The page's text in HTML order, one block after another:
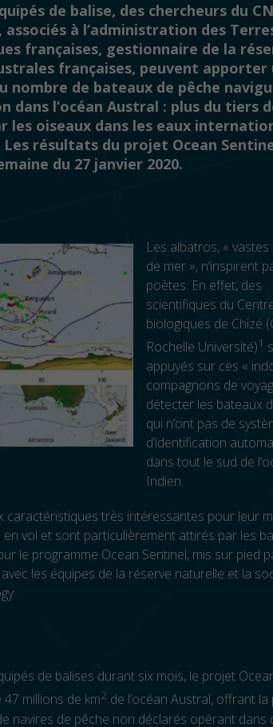
de balise, des chercheurs du
à l’administration des
françaises, gestionnaire de la
françaises, peuvent apporter
nombre de bateaux de pêche
dans l’océan Austral : plus du tiers
les oiseaux dans les eaux
Les résultats du projet Ocean
du 27 janvier 2020.
Les albatros, «
de mer », n’inspirent
poètes. En effet, des
scientifiques du
biologiques de Chizé
Rochelle Université)1
appuyés sur ces «
compagnons de
détecter les bateaux
qui n’ont pas de
d’identification
dans tout le sud de
Indien.
caractéristiques très intéressantes pour leur
vol et sont particulièrement attirés par les
le programme Ocean Sentinel, mis sur pied
les équipes de la réserve naturelle et la
de balises durant six mois, le projet
millions de km2 de l’océan Austral, offrant
navires de pêche non déclarés opérant dans